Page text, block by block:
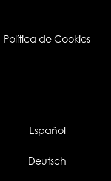
Política de Cookies
Español
Deutsch